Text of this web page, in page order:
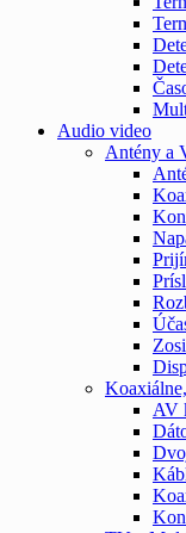
Audio video
Antény a
AV